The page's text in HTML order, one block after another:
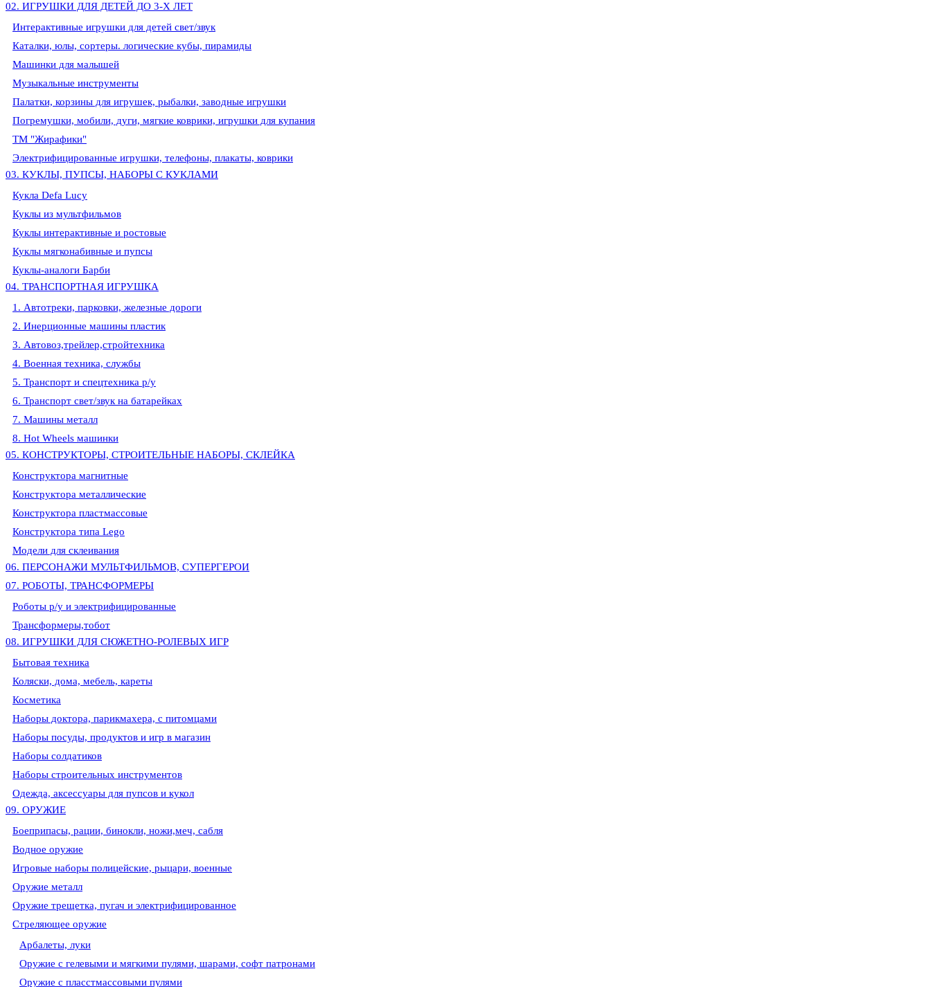
02. ИГРУШКИ ДЛЯ ДЕТЕЙ ДО 3-Х ЛЕТ
Интерактивные игрушки для детей свет/звук
Каталки, юлы, сортеры. логические кубы, пирамиды
Машинки для малышей
Музыкальные инструменты
Палатки, корзины для игрушек, рыбалки, заводные игрушки
Погремушки, мобили, дуги, мягкие коврики, игрушки для купания
ТМ "Жирафики"
Электрифицированные игрушки, телефоны, плакаты, коврики
03. КУКЛЫ, ПУПСЫ, НАБОРЫ С КУКЛАМИ
Кукла Defa Lucy
Куклы из мультфильмов
Куклы интерактивные и ростовые
Куклы мягконабивные и пупсы
Куклы-аналоги Барби
04. ТРАНСПОРТНАЯ ИГРУШКА
1. Автотреки, парковки, железные дороги
2. Инерционные машины пластик
3. Автовоз,трейлер,стройтехника
4. Военная техника, службы
5. Транспорт и спецтехника р/у
6. Транспорт свет/звук на батарейках
7. Машины металл
8. Hot Wheels машинки
05. КОНСТРУКТОРЫ, СТРОИТЕЛЬНЫЕ НАБОРЫ, СКЛЕЙКА
Конструктора магнитные
Конструктора металлические
Конструктора пластмассовые
Конструктора типа Lego
Модели для склеивания
06. ПЕРСОНАЖИ МУЛЬТФИЛЬМОВ, СУПЕРГЕРОИ
07. РОБОТЫ, ТРАНСФОРМЕРЫ
Роботы р/у и электрифицированные
Трансформеры,тобот
08. ИГРУШКИ ДЛЯ СЮЖЕТНО-РОЛЕВЫХ ИГР
Бытовая техника
Коляски, дома, мебель, кареты
Косметика
Наборы доктора, парикмахера, с питомцами
Наборы посуды, продуктов и игр в магазин
Наборы солдатиков
Наборы строительных инструментов
Одежда, аксессуары для пупсов и кукол
09. ОРУЖИЕ
Боеприпасы, рации, бинокли, ножи,меч, сабля
Водное оружие
Игровые наборы полицейские, рыцари, военные
Оружие металл
Оружие трещетка, пугач и электрифицированное
Стреляющее оружие
Арбалеты, луки
Оружие с гелевыми и мягкими пулями, шарами, софт патронами
Оружие с пласстмассовыми пулями